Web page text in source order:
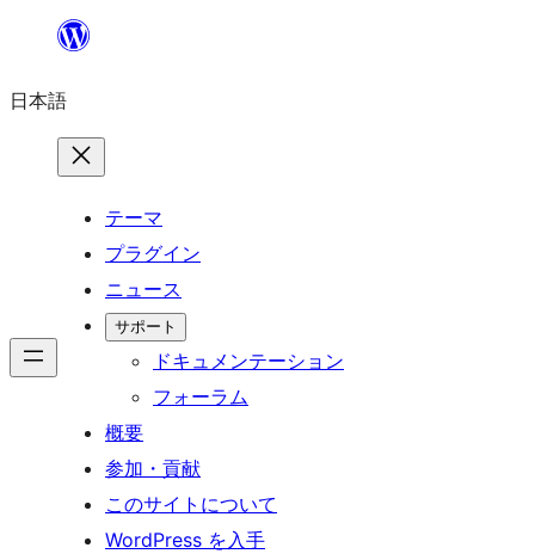
を
日本語
テーマ
プラグイン
ニュース
サポート
ドキュメンテーション
フォーラム
概要
参加・貢献
このサイトについて
WordPress を入手